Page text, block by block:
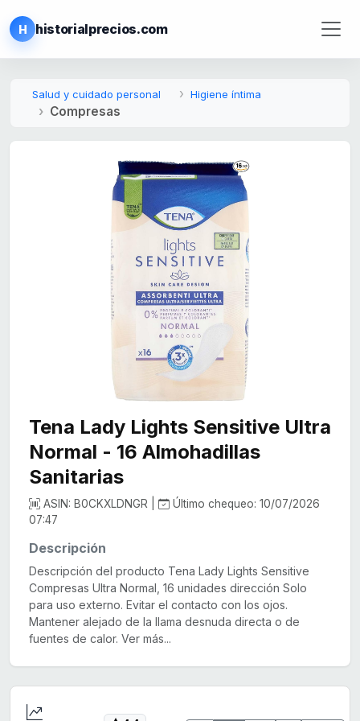
H historialprecios.com
Salud y cuidado personal Higiene íntima
Compresas
Tena Lady Lights Sensitive Ultra
Normal - 16 Almohadillas
Sanitarias
ASIN: B0CKXLDNGR |
Último chequeo: 10/07/2026
07:47
Descripción
Descripción del producto Tena Lady Lights Sensitive
Compresas Ultra Normal, 16 unidades dirección Solo
para uso externo. Evitar el contacto con los ojos.
Mantener alejado de la llama desnuda directa o de
fuentes de calor. Ver más...